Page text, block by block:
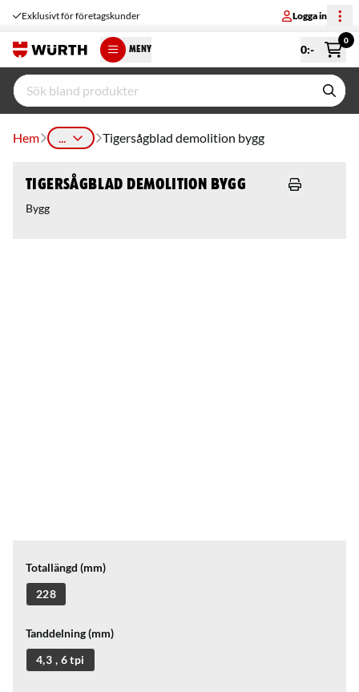
Exklusivt för företagskunder Logga in
MENY 0:-
0
Hem ... Tigersågblad demolition bygg
Tigersågblad demolition bygg
Bygg
Totallängd (mm)
228
Tanddelning (mm)
4,3 , 6 tpi